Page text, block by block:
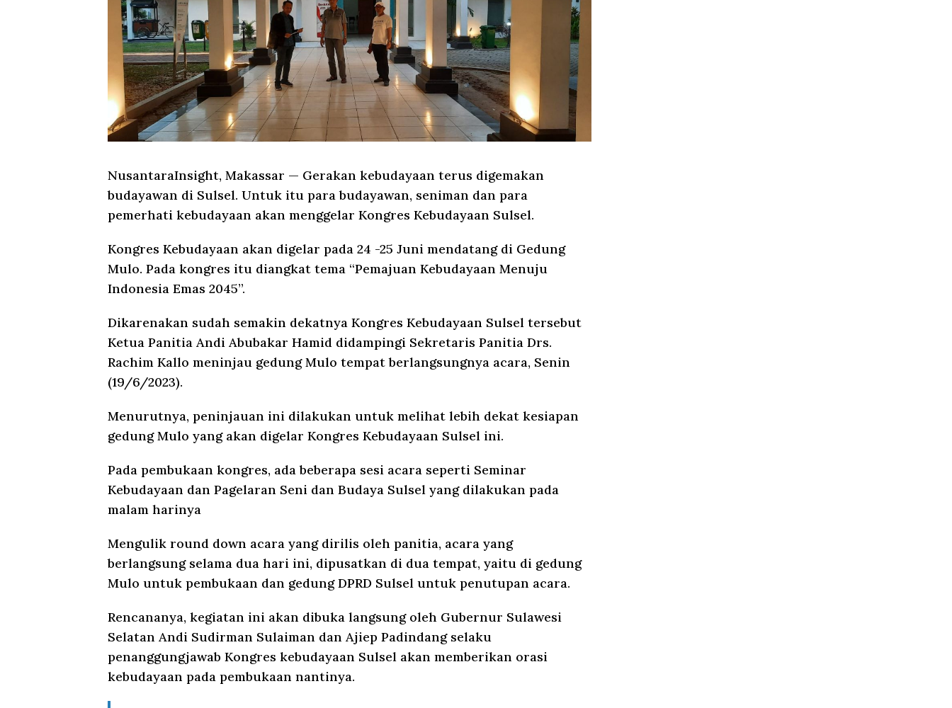
NusantaraInsight, Makassar — Gerakan kebudayaan terus digemakan
budayawan di Sulsel. Untuk itu para budayawan, seniman dan para
pemerhati kebudayaan akan menggelar Kongres Kebudayaan Sulsel.
Kongres Kebudayaan akan digelar pada 24 -25 Juni mendatang di Gedung
Mulo. Pada kongres itu diangkat tema “Pemajuan Kebudayaan Menuju
Indonesia Emas 2045”.
Dikarenakan sudah semakin dekatnya Kongres Kebudayaan Sulsel tersebut
Ketua Panitia Andi Abubakar Hamid didampingi Sekretaris Panitia Drs.
Rachim Kallo meninjau gedung Mulo tempat berlangsungnya acara, Senin
(19/6/2023).
Menurutnya, peninjauan ini dilakukan untuk melihat lebih dekat kesiapan
gedung Mulo yang akan digelar Kongres Kebudayaan Sulsel ini.
Pada pembukaan kongres, ada beberapa sesi acara seperti Seminar
Kebudayaan dan Pagelaran Seni dan Budaya Sulsel yang dilakukan pada
malam harinya
Mengulik round down acara yang dirilis oleh panitia, acara yang
berlangsung selama dua hari ini, dipusatkan di dua tempat, yaitu di gedung
Mulo untuk pembukaan dan gedung DPRD Sulsel untuk penutupan acara.
Rencananya, kegiatan ini akan dibuka langsung oleh Gubernur Sulawesi
Selatan Andi Sudirman Sulaiman dan Ajiep Padindang selaku
penanggungjawab Kongres kebudayaan Sulsel akan memberikan orasi
kebudayaan pada pembukaan nantinya.